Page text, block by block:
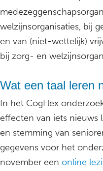
welzijnsorganisaties, bij
en van (niet-wettelijk)
bij zorg- en
Wat een taal leren
In het CogFlex
effecten van iets nieuws
en stemming van
gegevens voor het
november een online